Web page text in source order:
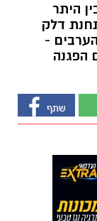
היתר
דלק
-
הפגנה